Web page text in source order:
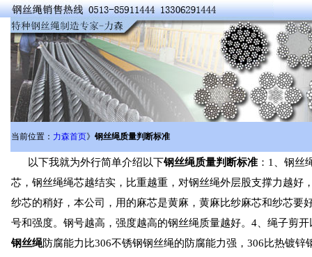
当前位置： 力森首页》 钢丝绳质量判断标准
以下我就为外行简单介绍以下钢丝绳质量判断标准 ：1、钢丝
芯，钢丝绳绳芯越结实，比重越重，对钢丝绳外层股支撑力越
纱芯的稍好，本公司，用的麻芯是黄麻，黄麻比纱麻芯和纱芯要
号和强度。钢号越高，强度越高的钢丝绳质量越好。4、绳子剪
钢丝绳防腐能力比306不锈钢钢丝绳的防腐能力强，306比热镀